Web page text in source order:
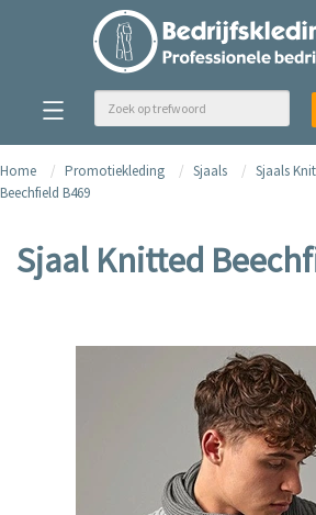
Home Promotiekleding Sjaals Sjaals
Beechfield B469
Sjaal Knitted